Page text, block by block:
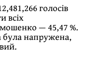
голосів
всіх
— 45,47 %.
була напружена,